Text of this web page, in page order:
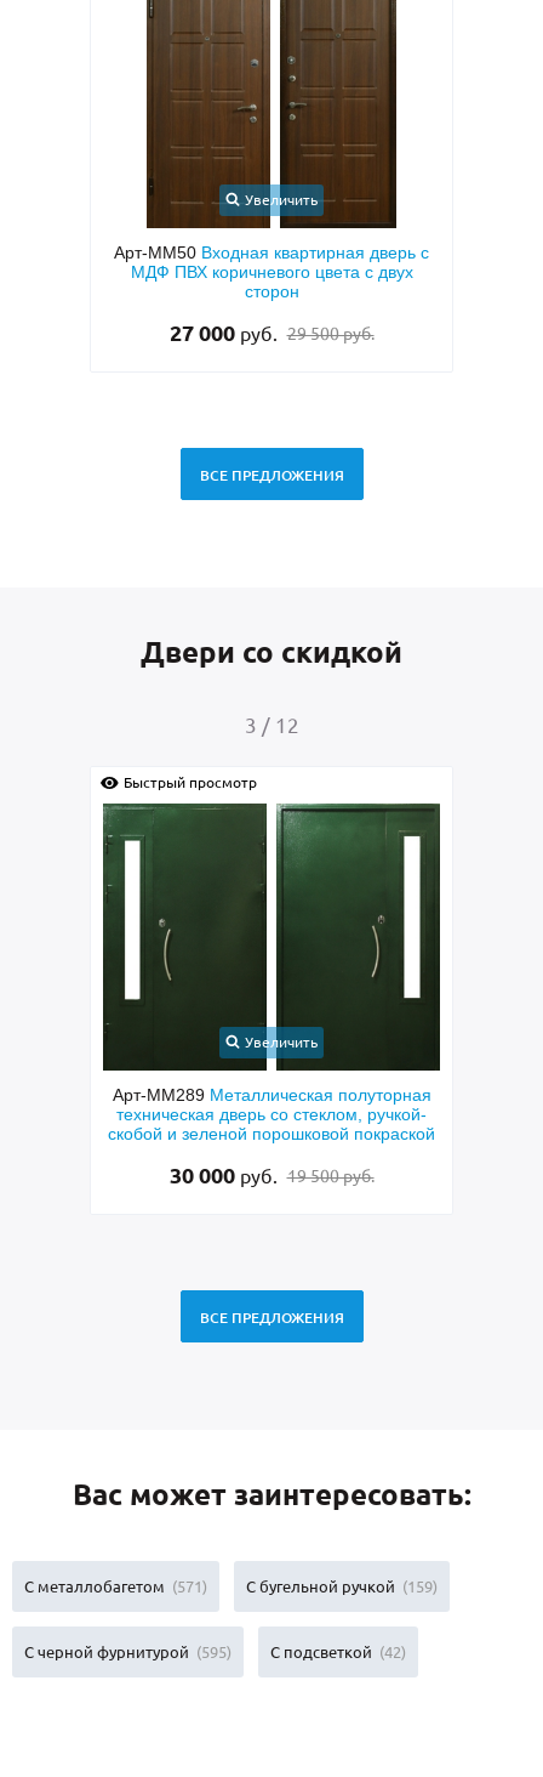
дверь с
Увеличить
Арт-ММ49 Белая входная дверь с МДФ с
двух сторон и шумоизоляцией
ВСЕ ПРЕДЛОЖЕНИЯ
Двери со скидкой
4 / 12
полуторная
ручкой-
покраской
Быстрый просмотр
Арт-ММ269Входная полуторная
парадная дверь с МДФ, отбойником из
латуни, фрамугой, ручкой-скобой и
95 000руб. 99 000 руб.
ВСЕ ПРЕДЛОЖЕНИЯ
Вас может заинтересовать:
С металлобагетом (571) С бугельной ручкой (159)
С черной фурнитурой (595) С подсветкой (42)